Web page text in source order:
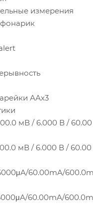
измерения
ААх3
мВ / 6.000 В /
мВ / 6.000 В /
60.00mA/
60.00mA/